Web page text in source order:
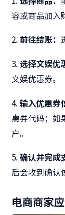
容或商品加入
2.前往结账：
3. 选择文娱优
文娱优惠券。
4.输入优惠券
惠券代码；如
户。
5.确认并完成
后会收到确认
电商商家